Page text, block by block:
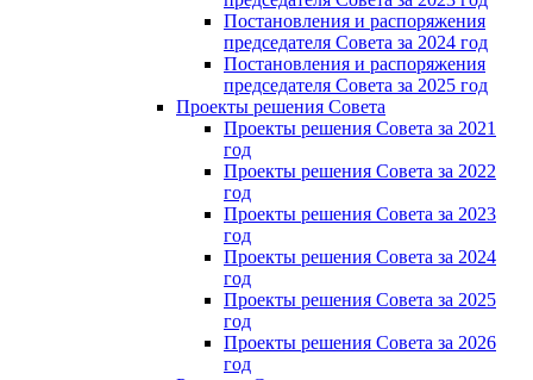
Постановления и распоряжения
председателя Cовета за 2024 год
Постановления и распоряжения
председателя Cовета за 2025 год
Проекты решения Cовета
Проекты решения Совета за 2021
год
Проекты решения Совета за 2022
год
Проекты решения Cовета за 2023
год
Проекты решения Совета за 2024
год
Проекты решения Совета за 2025
год
Проекты решения Совета за 2026
год